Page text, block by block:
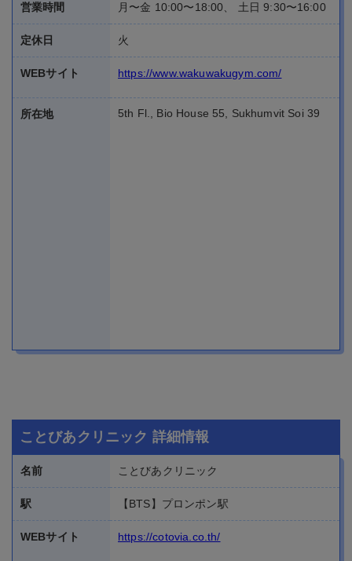
営業時間 月〜金 10:00〜18:00、 土日 9:30〜16:00
定休日 火
WEBサイト https://www.wakuwakugym.com/
所在地 5th Fl., Bio House 55, Sukhumvit Soi 39
ことびあクリニック 詳細情報
名前 ことびあクリニック
駅 【BTS】プロンポン駅
WEBサイト https://cotovia.co.th/